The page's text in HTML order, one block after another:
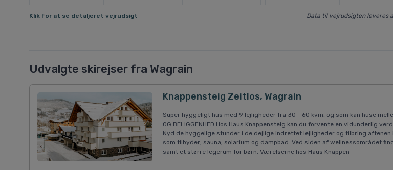
Klik for at se detaljeret vejrudsigt
Data til vejrudsigten leveres
Udvalgte skirejser fra Wagrain
Knappensteig Zeitlos, Wagrain
Super hyggeligt hus med 9 lejligheder fra 30 - 60 kvm, og som kan huse
OG BELIGGENHED Hos Haus Knappensteig kan du forvente en vidunderlig
Nyd de hyggelige stunder i de dejlige indrettet lejligheder og tilbring
som tilbyder; sauna, solarium og dampbad. Ved siden af wellnessområdet
samt et større legerum for børn. Værelserne hos Haus Knappen